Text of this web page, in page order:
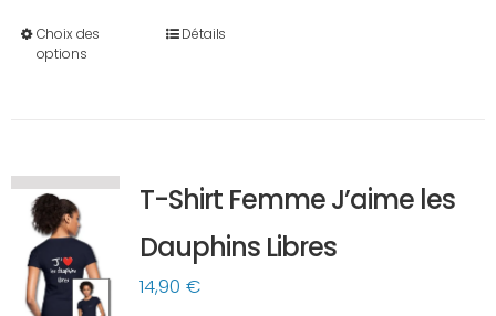
Choix des
options
Ce
Les
options
peuvent
être
Détails
T-Shirt Femme J’aime les
Dauphins Libres
14,90 €